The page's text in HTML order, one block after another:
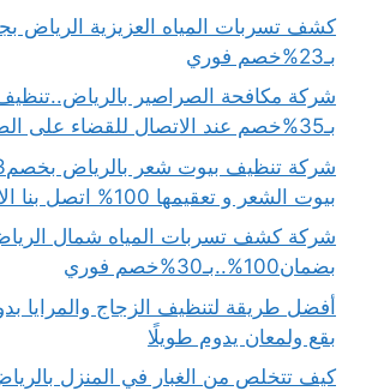
بـ23%خصم فوري
شركة مكافحة الصراصير
بـ35%خصم عند الاتصال للقضاء على الصراصير
بيوت الشعر و تعقيمها 100% اتصل بنا الان
شركة كشف تسربات المياه شمال
بضمان100%..بـ30%خصم فوري
أفضل طريقة لتنظيف الزجاج والمرايا
بقع ولمعان يدوم طويلًا
كيف تتخلص من الغبار في المنزل